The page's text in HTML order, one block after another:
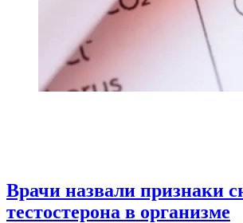
Врачи назвали признаки
тестостерона в организме